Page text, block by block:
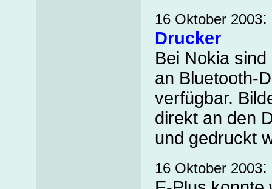
16 Oktober 2003:
Drucker
Bei Nokia
an Bluetooth-
verfügbar.
direkt an den
und gedruckt
16 Oktober 2003: